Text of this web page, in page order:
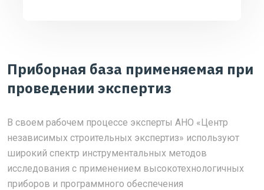
Приборная база применяемая при
проведении экспертиз
В своем рабочем процессе эксперты АНО «Центр
независимых строительных экспертиз» используют
широкий спектр инструментальных методов
исследования с применением высокотехнологичных
приборов и программного обеспечения